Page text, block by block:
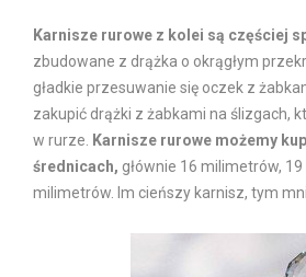
Karnisze rurowe z kolei są częściej
zbudowane z drążka o okrągłym
gładkie przesuwanie się oczek z
zakupić drążki z żabkami na ślizgach,
w rurze.
Karnisze rurowe możemy
średnicach, głównie 16 milimetrów,
milimetrów. Im cieńszy karnisz, tym